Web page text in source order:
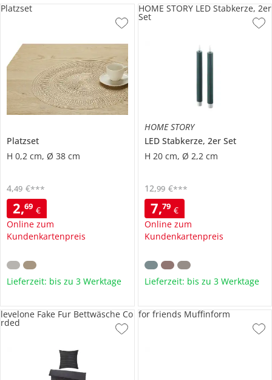
Platzset
H 0,2 cm, Ø 38 cm
2,69 €
Online zum
Kundenkartenpreis
4,49 €***
Platzset
Lieferzeit: bis zu 3 Werktage
HOME STORY
LED Stabkerze, 2er Set
H 20 cm, Ø 2,2 cm
7,79 €
Online zum
Kundenkartenpreis
12,99 €***
HOME STORY LED Stabkerze, 2er
Set
Lieferzeit: bis zu 3 Werktage
levelone Fake Fur Bettwäsche Co
rded
for friends Muffinform